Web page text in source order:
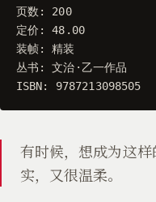
页数 :
200
定价 :
48.00
装帧:
精装
丛书 : 文治 ·乙一作品
ISBN: 9787213098505
有时候，想成为这
实，又很温柔。